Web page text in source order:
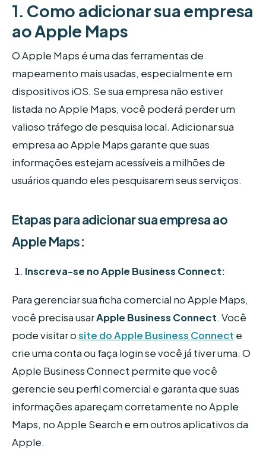
1. Como adicionar sua empresa
ao Apple Maps
O Apple Maps é uma das ferramentas de
mapeamento mais usadas, especialmente em
dispositivos iOS. Se sua empresa não estiver
listada no Apple Maps, você poderá perder um
valioso tráfego de pesquisa local. Adicionar sua
empresa ao Apple Maps garante que suas
informações estejam acessíveis a milhões de
usuários quando eles pesquisarem seus serviços.
Etapas para adicionar sua empresa ao
Apple Maps:
Inscreva-se no Apple Business Connect:
Para gerenciar sua ficha comercial no Apple Maps,
você precisa usarApple Business Connect. Você
pode visitar osite do Apple Business Connect e
crie uma conta ou faça login se você já tiver uma. O
Apple Business Connect permite que você
gerencie seu perfil comercial e garanta que suas
informações apareçam corretamente no Apple
Maps, no Apple Search e em outros aplicativos da
Apple.